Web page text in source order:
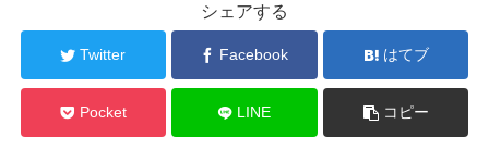
シェアする
Twitter Facebook はてブ
Pocket LINE コピー